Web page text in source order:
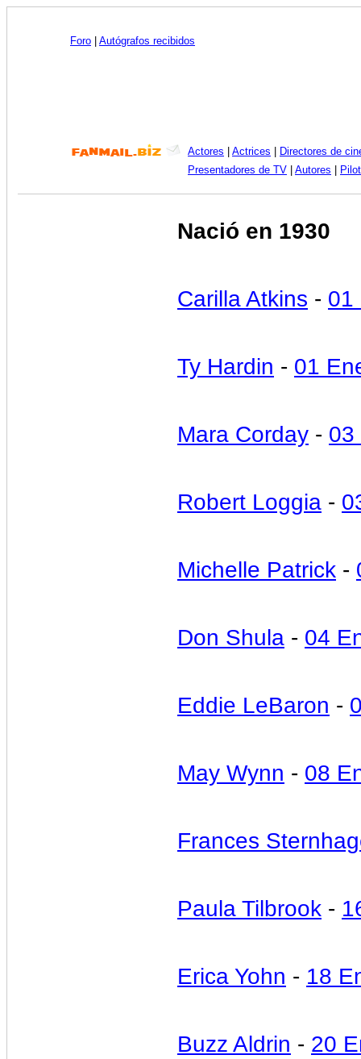
Foro Autógrafos recibidos
Actores Actrices
Directores de
Presentadores de TV
Autores
Nació en 1930
Carilla Atkins - 01
Ty Hardin - 01
Mara Corday - 03
Robert Loggia -
Michelle Patrick -
Don Shula - 04
Eddie LeBaron -
May Wynn - 08
Frances
Paula Tilbrook -
Erica Yohn - 18
Buzz Aldrin - 20